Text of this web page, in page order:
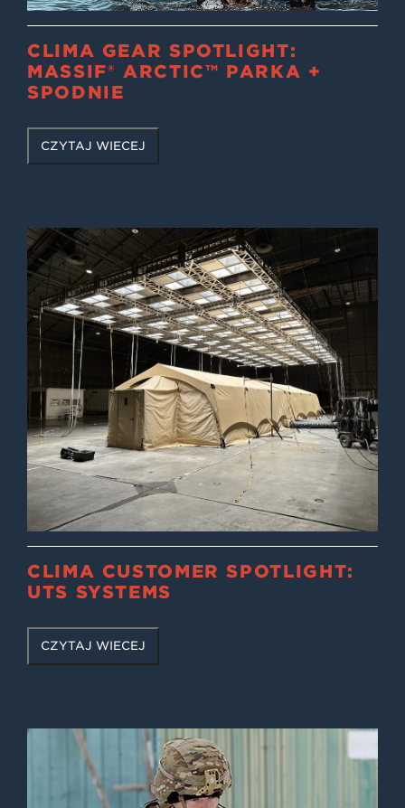
CLIMA GEAR SPOTLIGHT:
MASSIF® ARCTIC™ PARKA +
SPODNIE
CZYTAJ WIĘCEJ
CLIMA CUSTOMER SPOTLIGHT:
UTS SYSTEMS
CZYTAJ WIĘCEJ